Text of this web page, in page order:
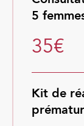
5
35€
Kit de